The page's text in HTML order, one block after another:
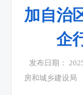
加自治
企
发布日期：
房和城乡建设局